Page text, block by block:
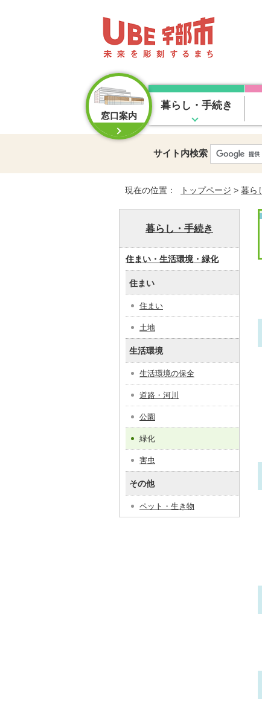
窓口案内
暮らし・手続き
サイト内検索
現在の位置： トップページ > 暮ら
暮らし・手続き
住まい・生活環境・緑化
住まい
住まい
土地
生活環境
生活環境の保全
道路・河川
公園
緑化
害虫
その他
ペット・生き物